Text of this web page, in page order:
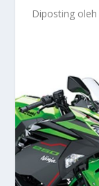
Diposting oleh